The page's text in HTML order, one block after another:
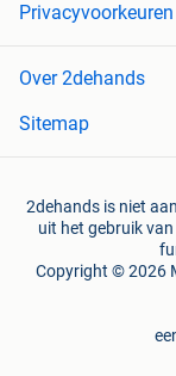
Privacyvoorkeuren
Over 2dehands
Sitemap
2dehands is niet
uit het gebruik
Copyright © 2026